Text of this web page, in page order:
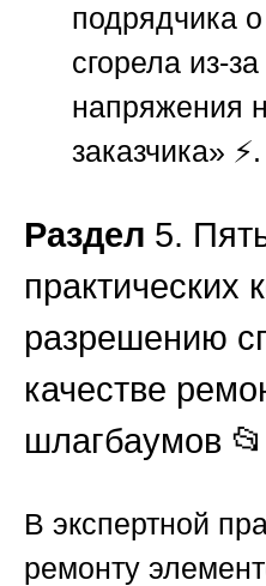
подрядчика
сгорела из-
напряжения
заказчика» ⚡.
Раздел 5.
практических
разрешению
качестве
шлагбаумов 📂
В экспертной
ремонту